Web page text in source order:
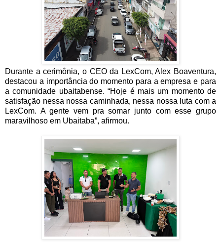
Durante a cerimônia, o CEO da LexCom, Alex Boaventura,
destacou a importância do momento para a empresa e para
a comunidade ubaitabense. “Hoje é mais um momento de
satisfação nessa nossa caminhada, nessa nossa luta com a
LexCom. A gente vem pra somar junto com esse grupo
maravilhoso em Ubaitaba”, afirmou.